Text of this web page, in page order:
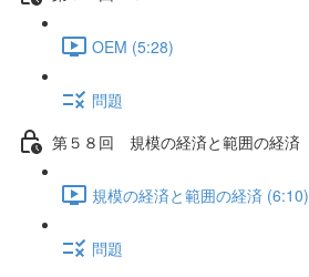
OEM (5:28)
問題
第５８回 規模の経済と範囲の経済
規模の経済と範囲の経済 (6:10)
問題